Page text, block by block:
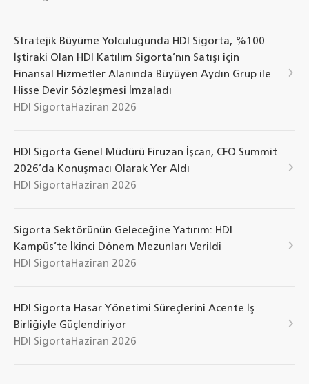
Stratejik Büyüme Yolculuğunda HDI Sigorta, %100
İştiraki Olan HDI Katılım Sigorta’nın Satışı için
Finansal Hizmetler Alanında Büyüyen Aydın Grup ile
Hisse Devir Sözleşmesi İmzaladı
HDI Sigorta Haziran 2026
HDI Sigorta Genel Müdürü Firuzan İşcan, CFO Summit
2026’da Konuşmacı Olarak Yer Aldı
HDI Sigorta Haziran 2026
Sigorta Sektörünün Geleceğine Yatırım: HDI
Kampüs’te İkinci Dönem Mezunları Verildi
HDI Sigorta Haziran 2026
HDI Sigorta Hasar Yönetimi Süreçlerini Acente İş
Birliğiyle Güçlendiriyor
HDI Sigorta Haziran 2026